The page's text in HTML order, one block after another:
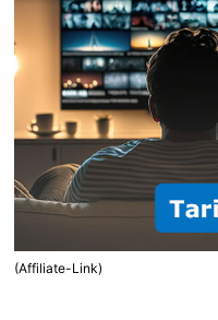
(Affiliate-Link)